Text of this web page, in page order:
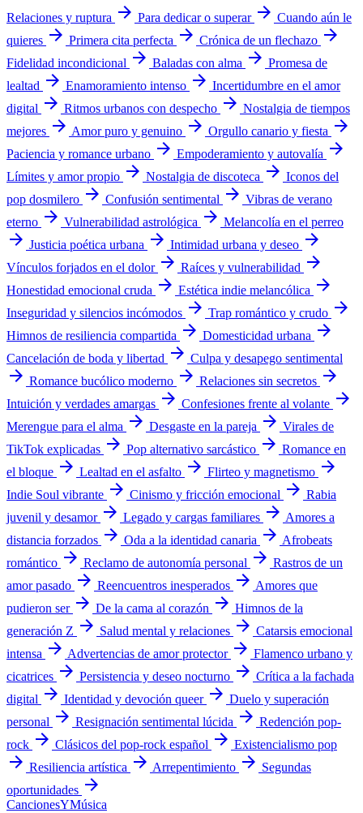
Relaciones y ruptura arrow_forward Para dedicar o superar arrow_forward Cuando aún le
quieres arrow_forward Primera cita perfecta arrow_forward Crónica de un flechazo arrow_forward
Fidelidad incondicional arrow_forward Baladas con alma arrow_forward Promesa de
lealtad arrow_forward Enamoramiento intenso arrow_forward Incertidumbre en el amor
digital arrow_forward Ritmos urbanos con despecho arrow_forward Nostalgia de tiempos
mejores arrow_forward Amor puro y genuino arrow_forward Orgullo canario y fiesta arrow_forward
Paciencia y romance urbano arrow_forward Empoderamiento y autovalía arrow_forward
Límites y amor propio arrow_forward Nostalgia de discoteca arrow_forward Iconos del
pop dosmilero arrow_forward Confusión sentimental arrow_forward Vibras de verano
eterno arrow_forward Vulnerabilidad astrológica arrow_forward Melancolía en el perreo
arrow_forward Justicia poética urbana arrow_forward Intimidad urbana y deseo arrow_forward
Vínculos forjados en el dolor arrow_forward Raíces y vulnerabilidad arrow_forward
Honestidad emocional cruda arrow_forward Estética indie melancólica arrow_forward
Inseguridad y silencios incómodos arrow_forward Trap romántico y crudo arrow_forward
Himnos de resiliencia compartida arrow_forward Domesticidad urbana arrow_forward
Cancelación de boda y libertad arrow_forward Culpa y desapego sentimental
arrow_forward Romance bucólico moderno arrow_forward Relaciones sin secretos arrow_forward
Intuición y verdades amargas arrow_forward Confesiones frente al volante arrow_forward
Merengue para el alma arrow_forward Desgaste en la pareja arrow_forward Virales de
TikTok explicadas arrow_forward Pop alternativo sarcástico arrow_forward Romance en
el bloque arrow_forward Lealtad en el asfalto arrow_forward Flirteo y magnetismo arrow_forward
Indie Soul vibrante arrow_forward Cinismo y fricción emocional arrow_forward Rabia
juvenil y desamor arrow_forward Legado y cargas familiares arrow_forward Amores a
distancia forzados arrow_forward Oda a la identidad canaria arrow_forward Afrobeats
romántico arrow_forward Reclamo de autonomía personal arrow_forward Rastros de un
amor pasado arrow_forward Reencuentros inesperados arrow_forward Amores que
pudieron ser arrow_forward De la cama al corazón arrow_forward Himnos de la
generación Z arrow_forward Salud mental y relaciones arrow_forward Catarsis emocional
intensa arrow_forward Advertencias de amor protector arrow_forward Flamenco urbano y
cicatrices arrow_forward Persistencia y deseo nocturno arrow_forward Crítica a la fachada
digital arrow_forward Identidad y devoción queer arrow_forward Duelo y superación
personal arrow_forward Resignación sentimental lúcida arrow_forward Redención pop-
rock arrow_forward Clásicos del pop-rock español arrow_forward Existencialismo pop
arrow_forward Resiliencia artística arrow_forward Arrepentimiento arrow_forward Segundas
oportunidades arrow_forward
CancionesYMúsica